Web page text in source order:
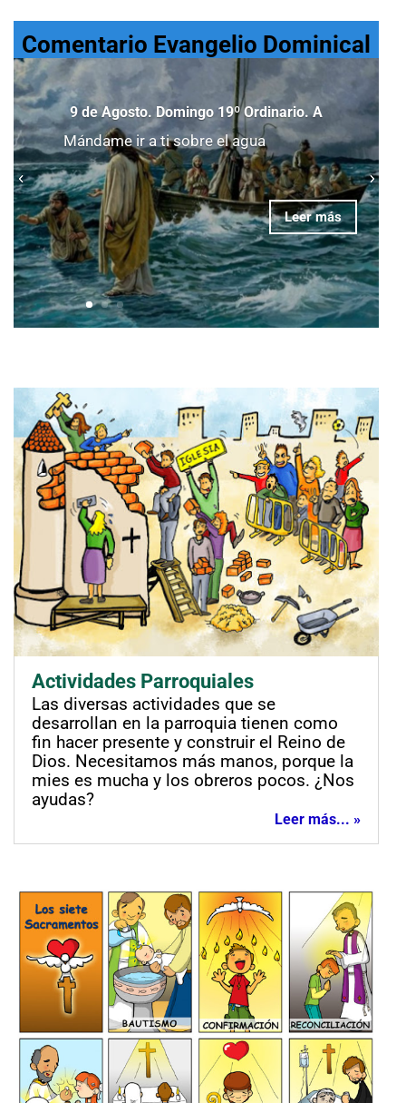
Comentario Evangelio Dominical
9 de Agosto. Domingo 19º Ordinario. A
Mándame ir a ti sobre el agua
Leer más
Actividades Parroquiales
Las diversas actividades que se
desarrollan en la parroquia tienen como
fin hacer presente y construir el Reino de
Dios. Necesitamos más manos, porque la
mies es mucha y los obreros pocos. ¿Nos
ayudas?
Leer más... »